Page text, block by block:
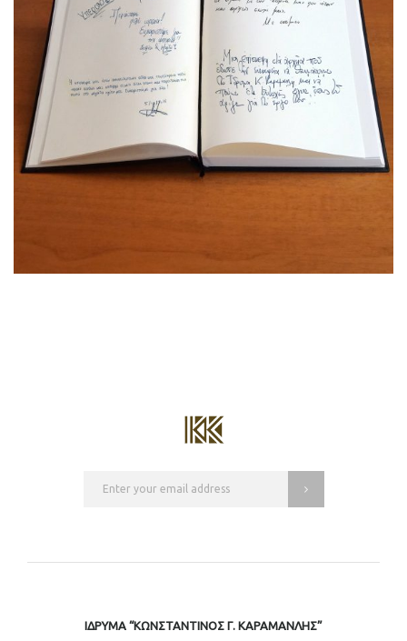
ΙΔΡΥΜΑ “ΚΩΝΣΤΑΝΤΙΝΟΣ Γ. ΚΑΡΑΜΑΝΛΗΣ”